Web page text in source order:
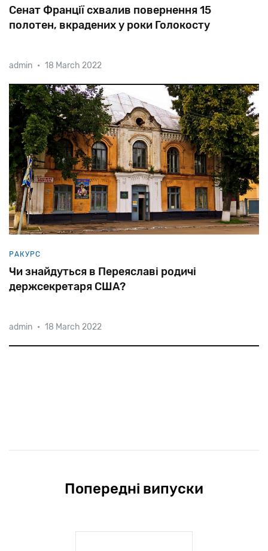
Сенат Франції схвалив повернення 15
полотен, вкрадених у роки Голокосту
Рішення верхньої палати
музеям передати роботи нащадкам єврейських
власників.
admin • 18 March 2022
РАКУРС
Чи знайдуться в Переяславі родичі
держсекретаря США?
Коли в 1874 році Янкель
Золотоноші до Переяслава, євреї складали до 40%
admin • 18 March 2022
Попередні випуски